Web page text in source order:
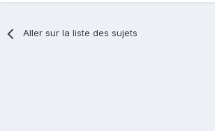
Aller sur la liste des sujets